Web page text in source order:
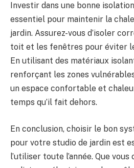
Investir ⁤dans une bonne
essentiel pour maintenir la
jardin. Assurez-vous d’isoler
toit et‌ les fenêtres‍ pour éviter‍
En​ utilisant⁤ des‌ matériaux
renforçant les zones
un⁤ espace ⁣confortable​ et
temps ‌qu’il fait dehors.
En conclusion, choisir le bon
pour votre ​studio de jardin est
l’utiliser toute‍ l’année. Que